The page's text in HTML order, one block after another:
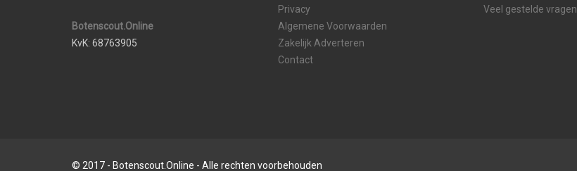
Botenscout.Online
KvK: 68763905
Privacy
Algemene Voorwaarden
Zakelijk Adverteren
Contact
Veel gestelde vragen
© 2017 - Botenscout.Online - Alle rechten voorbehouden